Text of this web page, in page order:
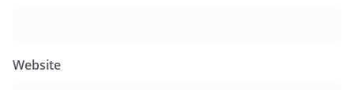
Website